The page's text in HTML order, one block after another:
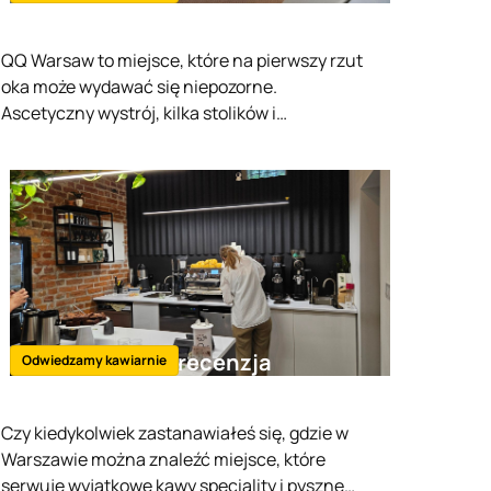
QQ Warsaw to miejsce, które na pierwszy rzut
oka może wydawać się niepozorne.
Ascetyczny wystrój, kilka stolików i
specyficzny klimat.
Dobra Materia - recenzja
Odwiedzamy kawiarnie
Czy kiedykolwiek zastanawiałeś się, gdzie w
Warszawie można znaleźć miejsce, które
serwuje wyjątkowe kawy speciality i pyszne